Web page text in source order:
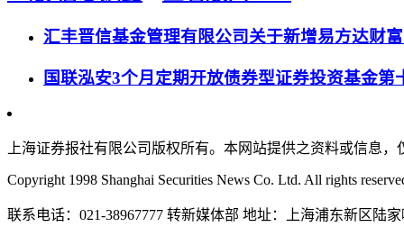
汇丰晋信基金管理有限公司关于新增易方达财
国联泓安3个月定期开放债券型证券投资基金
上海证券报社有限公司版权所有。本网站提供之资料或信息，
Copyright 1998 Shanghai Securities News Co. Ltd. All rights
联系电话：021-38967777 转新媒体部 地址：上海浦东新区陆